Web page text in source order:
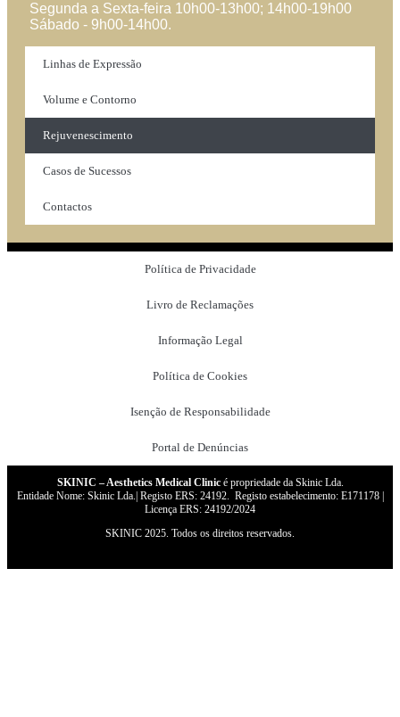
Segunda a Sexta-feira 10h00-13h00; 14h00-19h00
Sábado - 9h00-14h00.
Linhas de Expressão
Volume e Contorno
Rejuvenescimento
Casos de Sucessos
Contactos
Política de Privacidade
Livro de Reclamações
Informação Legal
Política de Cookies
Isenção de Responsabilidade
Portal de Denúncias
SKINIC – Aesthetics Medical Clinicé propriedade da Skinic Lda.
Entidade Nome: Skinic Lda.| Registo ERS: 24192. Registo estabelecimento: E171178 |
Licença ERS: 24192/2024
SKINIC 2025. Todos os direitos reservados.